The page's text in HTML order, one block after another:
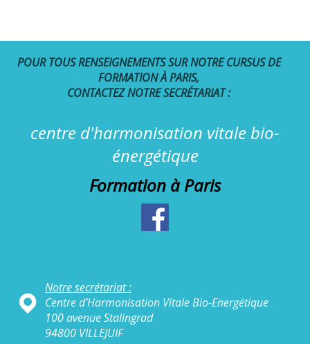
POUR TOUS RENSEIGNEMENTS SUR NOTRE CURSUS DE
FORMATION À PARIS,
CONTACTEZ NOTRE SECRÉTARIAT :
centre d'harmonisation vitale bio-
énergétique
Formation à Paris
Notre secrétariat :
Centre d’Harmonisation Vitale Bio-Energétique
100 avenue Stalingrad
94800 VILLEJUIF